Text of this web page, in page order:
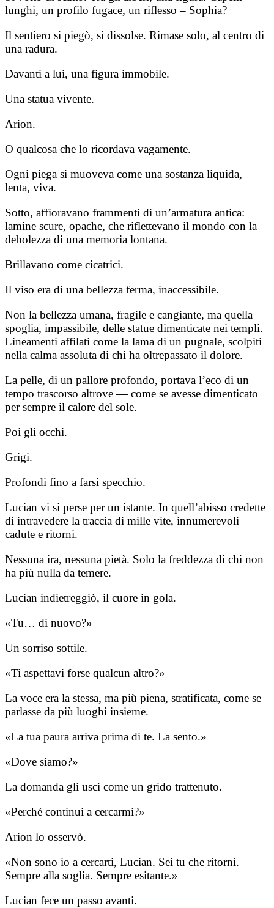
lunghi, un profilo fugace, un riflesso – Sophia?
Il sentiero si piegò, si dissolse. Rimase solo, al centro di
una radura.
Davanti a lui, una figura immobile.
Una statua vivente.
Arion.
O qualcosa che lo ricordava vagamente.
Ogni piega si muoveva come una sostanza liquida,
lenta, viva.
Sotto, affioravano frammenti di un’armatura antica:
lamine scure, opache, che riflettevano il mondo con la
debolezza di una memoria lontana.
Brillavano come cicatrici.
Il viso era di una bellezza ferma, inaccessibile.
Non la bellezza umana, fragile e cangiante, ma quella
spoglia, impassibile, delle statue dimenticate nei templi.
Lineamenti affilati come la lama di un pugnale, scolpiti
nella calma assoluta di chi ha oltrepassato il dolore.
La pelle, di un pallore profondo, portava l’eco di un
tempo trascorso altrove — come se avesse dimenticato
per sempre il calore del sole.
Poi gli occhi.
Grigi.
Profondi fino a farsi specchio.
Lucian vi si perse per un istante. In quell’abisso credette
di intravedere la traccia di mille vite, innumerevoli
cadute e ritorni.
Nessuna ira, nessuna pietà. Solo la freddezza di chi non
ha più nulla da temere.
Lucian indietreggiò, il cuore in gola.
«Tu… di nuovo?»
Un sorriso sottile.
«Ti aspettavi forse qualcun altro?»
La voce era la stessa, ma più piena, stratificata, come se
parlasse da più luoghi insieme.
«La tua paura arriva prima di te. La sento.»
«Dove siamo?»
La domanda gli uscì come un grido trattenuto.
«Perché continui a cercarmi?»
Arion lo osservò.
«Non sono io a cercarti, Lucian. Sei tu che ritorni.
Sempre alla soglia. Sempre esitante.»
Lucian fece un passo avanti.